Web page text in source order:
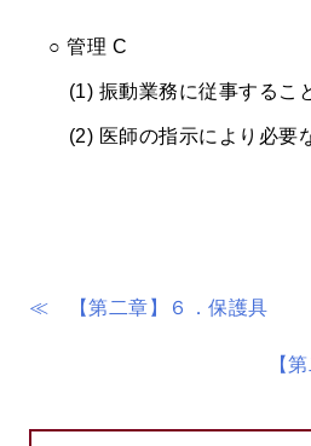
○ 管理 C
(1) 振動業務に従事するこ
(2) 医師の指示により必要
≪ 【第二章】６．保護具
【